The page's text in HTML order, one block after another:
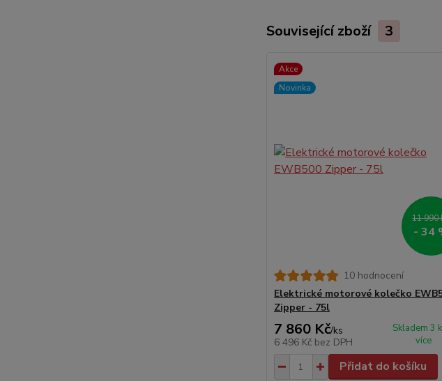
Související zboží 3
Akce
Novinka
11 990
- 34
10 hodnocení
Elektrické motorové kolečko
Zipper - 75l
7 860 Kč/ks
6 496 Kč bez DPH
Skladem 3
více
Přidat do košíku